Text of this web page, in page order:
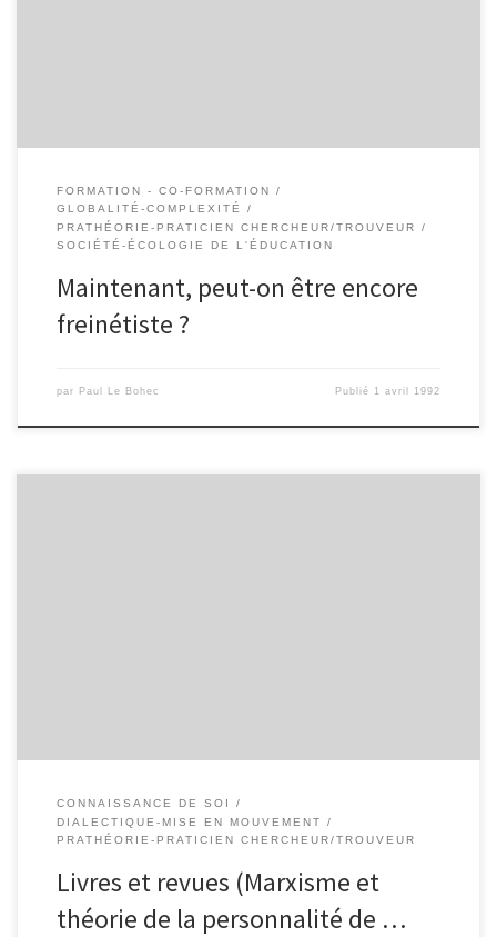
FORMATION - CO-FORMATION
GLOBALITÉ-COMPLEXITÉ
PRATHÉORIE-PRATICIEN CHERCHEUR/TROUVEUR
SOCIÉTÉ-ÉCOLOGIE DE L'ÉDUCATION
Maintenant, peut-on être encore
freinétiste ?
par Paul Le Bohec Publié 1 avril 1992
CONNAISSANCE DE SOI
DIALECTIQUE-MISE EN MOUVEMENT
PRATHÉORIE-PRATICIEN CHERCHEUR/TROUVEUR
Livres et revues (Marxisme et
théorie de la personnalité de …